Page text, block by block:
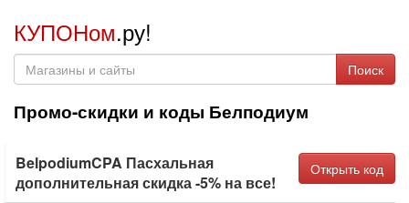
КУПОНом.ру!
Поиск
Промо-скидки и коды Белподиум
BelpodiumCPA Пасхальная
дополнительная скидка -5% на все!
Открыть код